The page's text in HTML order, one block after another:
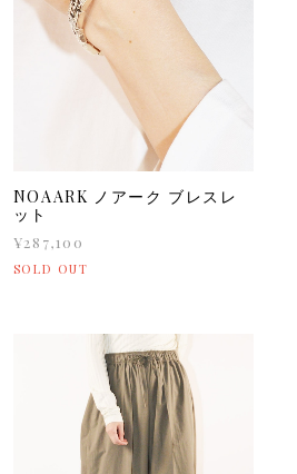
NOAARK ノアーク ブレスレ
ット
¥287,100
SOLD OUT